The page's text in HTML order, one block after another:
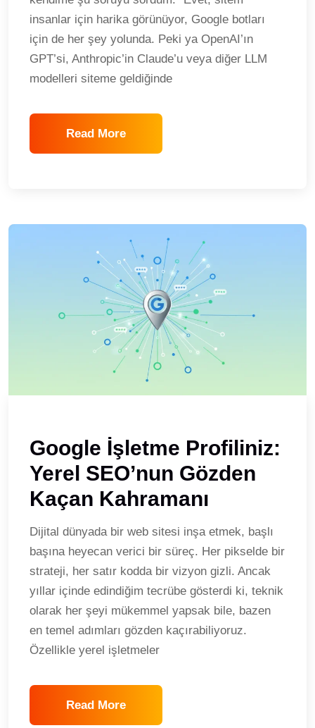
insanlar için harika görünüyor, Google botları
için de her şey yolunda. Peki ya OpenAI’ın
GPT’si, Anthropic’in Claude’u veya diğer LLM
modelleri siteme geldiğinde
Read More
Google İşletme Profiliniz:
Yerel SEO’nun Gözden
Kaçan Kahramanı
Dijital dünyada bir web sitesi inşa etmek, başlı
başına heyecan verici bir süreç. Her pikselde bir
strateji, her satır kodda bir vizyon gizli. Ancak
yıllar içinde edindiğim tecrübe gösterdi ki, teknik
olarak her şeyi mükemmel yapsak bile, bazen
en temel adımları gözden kaçırabiliyoruz.
Özellikle yerel işletmeler
Read More